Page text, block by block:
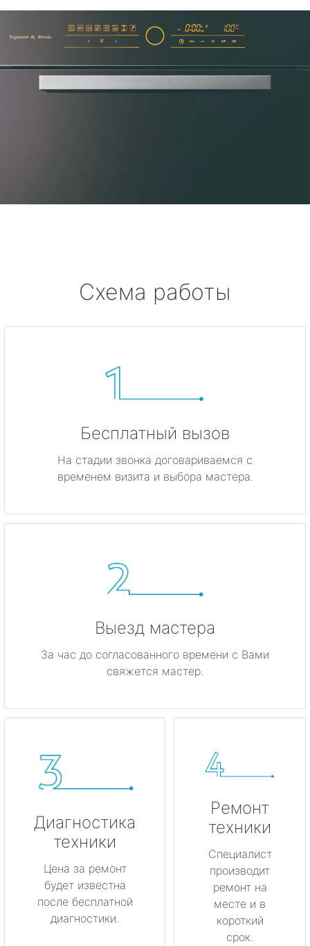
Схема работы
Бесплатный вызов
На стадии звонка договариваемся с
временем визита и выбора мастера.
Выезд мастера
За час до согласованного времени с Вами
свяжется мастер.
Диагностика
техники
Цена за ремонт
будет известна
после бесплатной
диагностики.
Ремонт
техники
Специалист
производит
ремонт на
месте и в
короткий
срок.